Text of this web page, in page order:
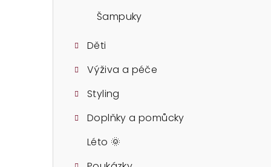
Šampuky
Děti
Výživa a péče
Styling
Doplňky a pomůcky
Léto 🌞